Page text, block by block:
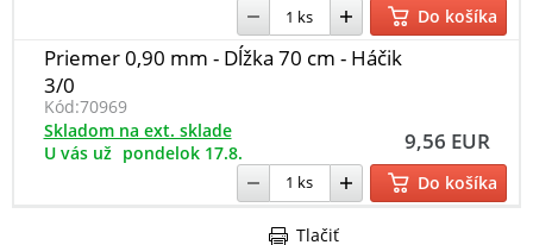
Do košíka
Priemer 0,90 mm - Dĺžka 70 cm - Háčik
3/0
Kód:70969
9,56 EUR
Skladom na ext. sklade
U vás už pondelok 17.8.
Do košíka
Tlačiť